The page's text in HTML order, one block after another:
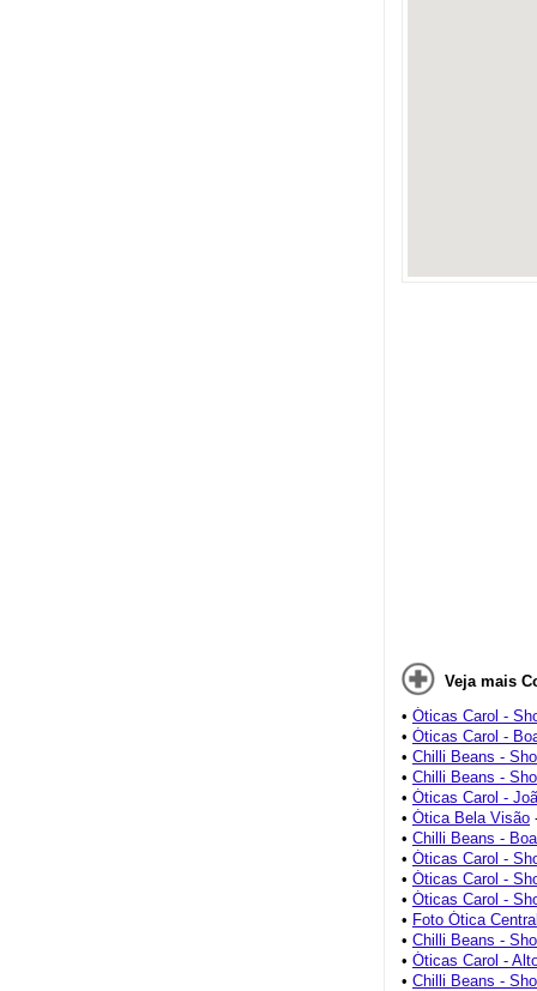
Veja mais
• Óticas Carol -
• Óticas Carol -
• Chilli Beans -
• Chilli Beans -
• Óticas Carol -
• Ótica Bela Visão
• Chilli Beans -
• Óticas Carol -
• Óticas Carol -
• Óticas Carol -
• Foto Ótica
• Chilli Beans -
• Óticas Carol -
• Chilli Beans -